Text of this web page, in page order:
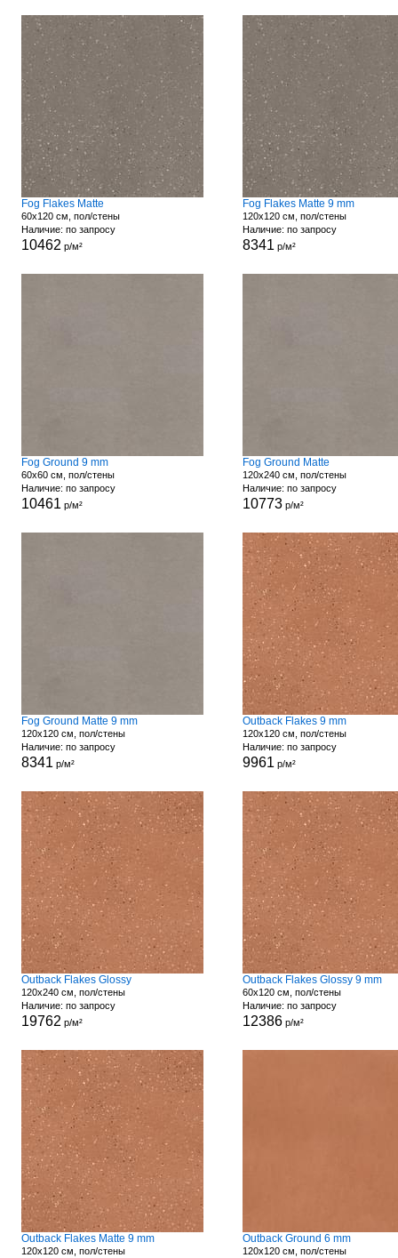
Fog Flakes Matte
60x120 см, пол/стены
Наличие: по запросу
10462 р/м²
Fog Flakes Matte 9 mm
120x120 см, пол/стены
Наличие: по запросу
8341 р/м²
Fog Ground 9 mm
60x60 см, пол/стены
Наличие: по запросу
10461 р/м²
Fog Ground Matte
120x240 см, пол/стены
Наличие: по запросу
10773р/м²
Fog Ground Matte 9 mm
120x120 см, пол/стены
Наличие: по запросу
8341 р/м²
Outback Flakes 9 mm
120x120 см, пол/стены
Наличие: по запросу
9961 р/м²
Outback Flakes Glossy
120x240 см, пол/стены
Наличие: по запросу
19762 р/м²
Outback Flakes Glossy 9 mm
60x120 см, пол/стены
Наличие: по запросу
12386р/м²
Outback Flakes Matte 9 mm
120x120 см, пол/стены
Outback Ground 6 mm
120x120 см, пол/стены